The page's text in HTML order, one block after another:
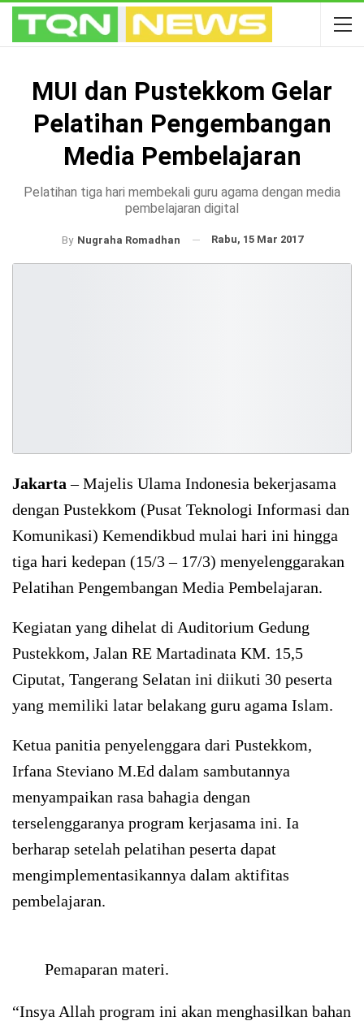
MUI dan Pustekkom Gelar
Pelatihan Pengembangan
Media Pembelajaran
Pelatihan tiga hari membekali guru agama dengan media
pembelajaran digital
By Nugraha Romadhan Rabu, 15 Mar 2017
Jakarta – Majelis Ulama Indonesia bekerjasama
dengan Pustekkom (Pusat Teknologi Informasi dan
Komunikasi) Kemendikbud mulai hari ini hingga
tiga hari kedepan (15/3 – 17/3) menyelenggarakan
Pelatihan Pengembangan Media Pembelajaran.
Kegiatan yang dihelat di Auditorium Gedung
Pustekkom, Jalan RE Martadinata KM. 15,5
Ciputat, Tangerang Selatan ini diikuti 30 peserta
yang memiliki latar belakang guru agama Islam.
Ketua panitia penyelenggara dari Pustekkom,
Irfana Steviano M.Ed dalam sambutannya
menyampaikan rasa bahagia dengan
terselenggaranya program kerjasama ini. Ia
berharap setelah pelatihan peserta dapat
mengimplementasikannya dalam aktifitas
pembelajaran.
Pemaparan materi.
“Insya Allah program ini akan menghasilkan bahan